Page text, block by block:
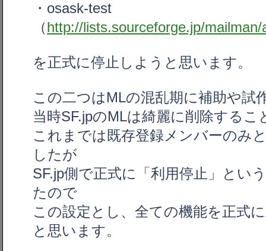
・osask-test
（http://lists.sourceforge.jp/
を正式に停止しようと思います。
この二つはMLの混乱期に補助や試
当時SF.jpのMLは綺麗に削除する
これまでは既存登録メンバーのみ
したが
SF.jp側で正式に「利用停止」とい
たので
この設定とし、全ての機能を正式
と思います。